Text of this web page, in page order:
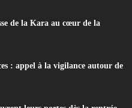
de la Kara au cœur de la
: appel à la vigilance autour de